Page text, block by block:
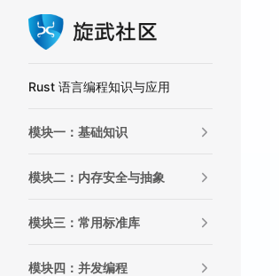
Skip to content
Rust 语言编程知识与应用
模块一：基础知识
模块二：内存安全与抽象
模块三：常用标准库
模块四：并发编程